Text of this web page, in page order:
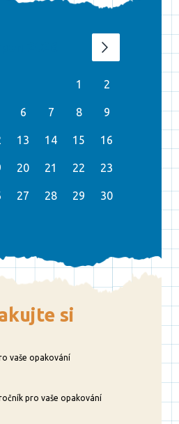
1 2
6 7 8 9
13 14 15 16
20 21 22 23
27 28 29 30
si
vaše opakování
pro vaše opakování